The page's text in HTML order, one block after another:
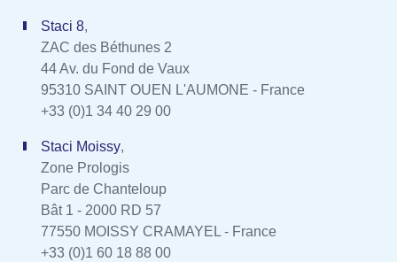
Staci 8,
ZAC des Béthunes 2
44 Av. du Fond de Vaux
95310 SAINT OUEN L'AUMONE - France
+33 (0)1 34 40 29 00
Staci Moissy,
Zone Prologis
Parc de Chanteloup
Bât 1 - 2000 RD 57
77550 MOISSY CRAMAYEL - France
+33 (0)1 60 18 88 00